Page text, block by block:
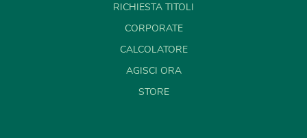
RICHIESTA TITOLI
CORPORATE
CALCOLATORE
AGISCI ORA
STORE